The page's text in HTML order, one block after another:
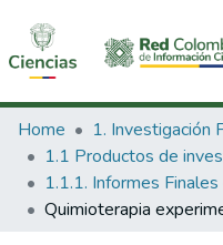
Communities & Collections
All of DSpace
Statistics
Home